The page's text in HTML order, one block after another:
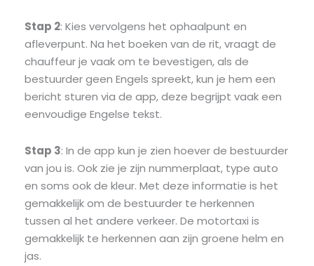
Stap 2: Kies vervolgens het ophaalpunt en
afleverpunt. Na het boeken van de rit, vraagt de
chauffeur je vaak om te bevestigen, als de
bestuurder geen Engels spreekt, kun je hem een
bericht sturen via de app, deze begrijpt vaak een
eenvoudige Engelse tekst.
Stap 3: In de app kun je zien hoever de bestuurder
van jou is. Ook zie je zijn nummerplaat, type auto
en soms ook de kleur. Met deze informatie is het
gemakkelijk om de bestuurder te herkennen
tussen al het andere verkeer. De motortaxi is
gemakkelijk te herkennen aan zijn groene helm en
jas.